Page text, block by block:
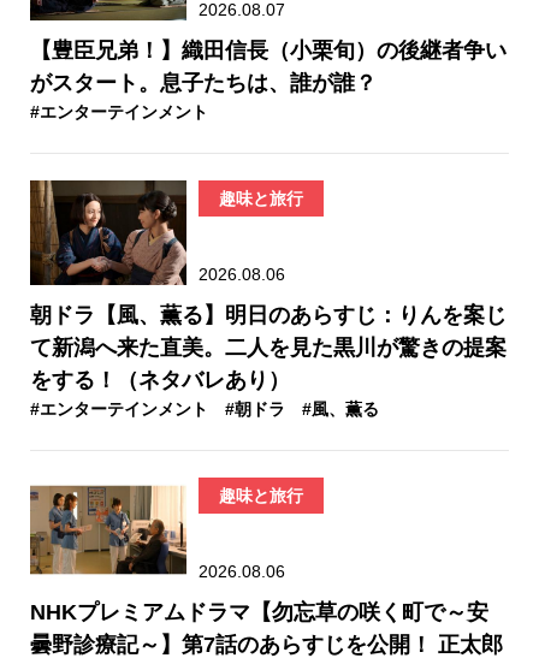
2026.08.07
【豊臣兄弟！】織田信長（小栗旬）の後継者争い
がスタート。息子たちは、誰が誰？
#エンターテインメント
趣味と旅行
2026.08.06
朝ドラ【風、薫る】明日のあらすじ：​りんを案じ
て新潟へ来た直美。二人を見た黒川が驚きの提案
をする！（ネタバレあり）
#エンターテインメント #朝ドラ #風、薫る
趣味と旅行
2026.08.06
NHKプレミアムドラマ【勿忘草の咲く町で～安
曇野診療記～】第7話のあらすじを公開！ 正太郎